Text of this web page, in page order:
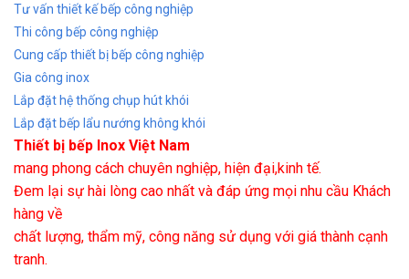
Tư vấn thiết kế bếp công nghiệp
Thi công bếp công nghiệp
Cung cấp thiết bị bếp công nghiệp
Gia công inox
Lắp đặt hệ thống chụp hút khói
Lắp đặt bếp lẩu nướng không khói
Thiết bị bếp Inox Việt Nam
mang phong cách chuyên nghiệp, hiện đại,kinh tế.
Đem lại sự hài lòng cao nhất và đáp ứng mọi nhu cầu Khách
hàng về
chất lượng, thẩm mỹ, công năng sử dụng với giá thành cạnh
tranh.